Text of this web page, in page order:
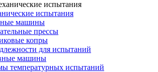
испытания
машины
прессы
копры
для испытаний
машины
температурных испытаний